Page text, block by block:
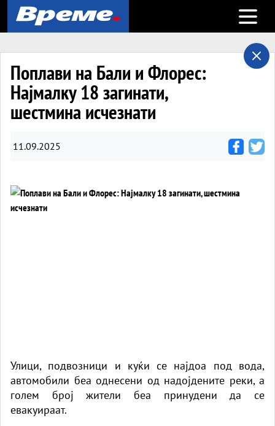
Open
Поплави на Бали и Флорес:
Најмалку 18 загинати,
шестмина исчезнати
11.09.2025
Улици, подвозници и куќи се најдоа под вода,
автомобили беа однесени од надојдените реки, а
голем број жители беа принудени да се
евакуираат.